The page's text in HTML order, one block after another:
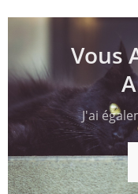
Vous
J'ai